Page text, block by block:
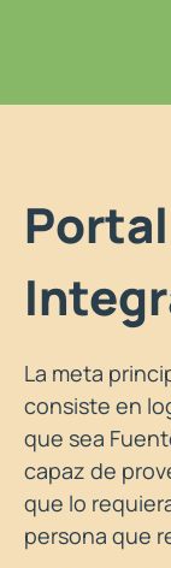
La meta
consiste en
que sea
capaz de
que lo
persona que